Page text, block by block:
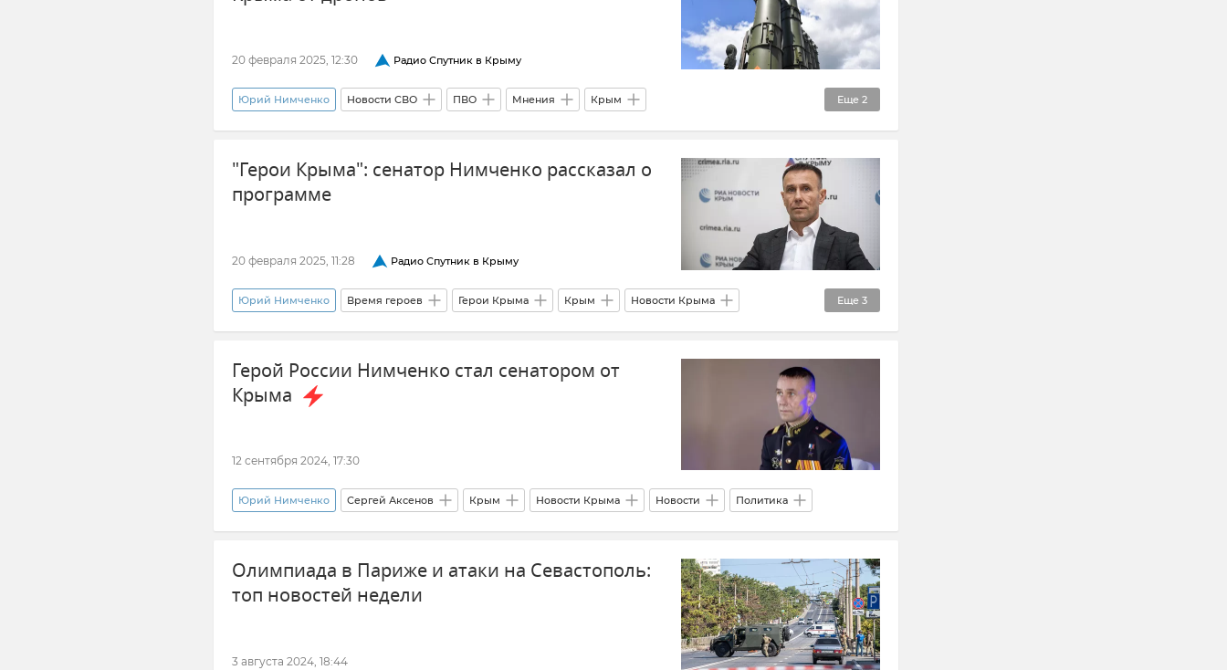
20 февраля 2025, 12:30 Радио Спутник в Крыму
Еще 2
Юрий Нимченко Новости СВО ПВО Мнения Крым
Безопасность Республики Крым и Севастополя Атаки ВСУ на Крым
"Герои Крыма": сенатор Нимченко рассказал о
программе
20 февраля 2025, 11:28 Радио Спутник в Крыму
Еще 3
Юрий Нимченко Время героев Герои Крыма Крым Новости Крыма
Герои СВО Общество Кадры
Герой России Нимченко стал сенатором от
Крыма
12 сентября 2024, 17:30
Юрий Нимченко Сергей Аксенов Крым Новости Крыма Новости Политика
Олимпиада в Париже и атаки на Севастополь:
топ новостей недели
3 августа 2024, 18:44